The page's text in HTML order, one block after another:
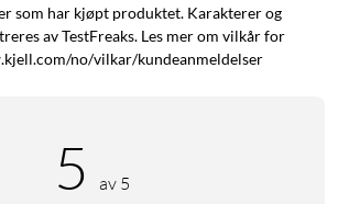
som har kjøpt produktet. Karakterer og
av TestFreaks. Les mer om vilkår for
no/vilkar/kundeanmeldelser
5 av 5